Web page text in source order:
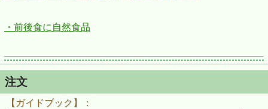
・前後食に自然食品
注文
【ガイドブック】：